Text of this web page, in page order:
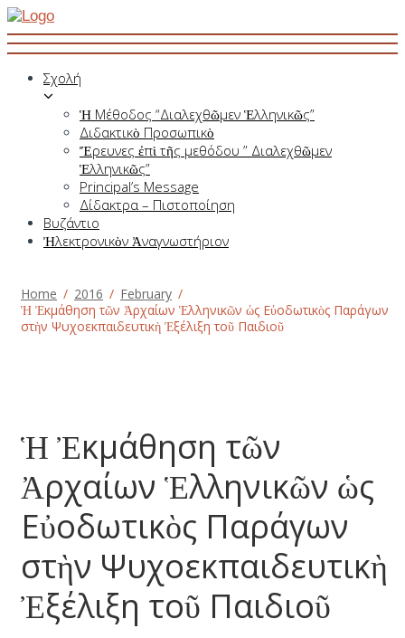
Σχολή
Ἡ Μέθοδος “Διαλεχθῶμεν Ἑλληνικῶς”
Διδακτικὸ Προσωπικὸ
Ἔρευνες ἐπὶ τῆς μεθόδου ” Διαλεχθῶμεν
Ἑλληνικῶς”
Principal’s Message
Δίδακτρα – Πιστοποίηση
Βυζάντιο
Ἠλεκτρονικὸν Ἀναγνωστήριον
Home 2016
February
Ἡ Ἐκμάθηση τῶν Ἀρχαίων Ἑλληνικῶν ὡς Εὐοδωτικὸς Παράγων
στὴν Ψυχοεκπαιδευτικὴ Ἐξέλιξη τοῦ Παιδιοῦ
Ἡ Ἐκμάθηση τῶν
Ἀρχαίων Ἑλληνικῶν ὡς
Εὐοδωτικὸς Παράγων
στὴν Ψυχοεκπαιδευτικὴ
Ἐξέλιξη τοῦ Παιδιοῦ